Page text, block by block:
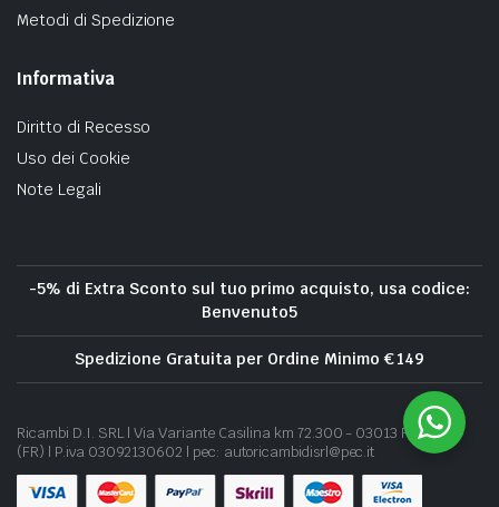
Metodi di Spedizione
Informativa
Diritto di Recesso
Uso dei Cookie
Note Legali
-5% di Extra Sconto sul tuo primo acquisto, usa codice:
Benvenuto5
Spedizione Gratuita per Ordine Minimo € 149
Ricambi D.I. SRL | Via Variante Casilina km 72.300 - 03013 Ferentino
(FR) | P.iva 03092130602 | pec: autoricambidisrl@pec.it